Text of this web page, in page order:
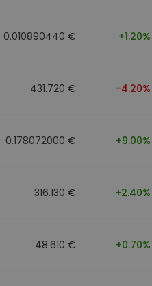
0.010890440 € +1.20%
431.720 € -4.20%
0.178072000 € +9.00%
316.130 € +2.40%
48.610 € +0.70%